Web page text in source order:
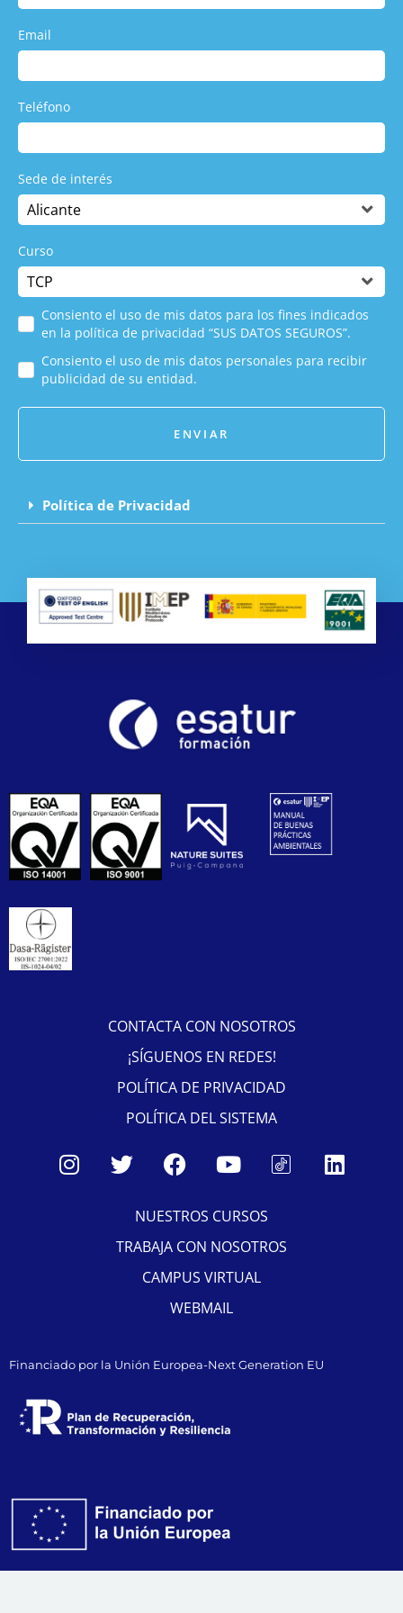
Email
Teléfono
Sede de interés
Curso
Consiento el uso de mis datos para los fines indicados
en la política de privacidad “SUS DATOS SEGUROS”.
Consiento el uso de mis datos personales para recibir
publicidad de su entidad.
ENVIAR
Política de Privacidad
CONTACTA CON NOSOTROS
¡SÍGUENOS EN REDES!
POLÍTICA DE PRIVACIDAD
POLÍTICA DEL SISTEMA
NUESTROS CURSOS
TRABAJA CON NOSOTROS
CAMPUS VIRTUAL
WEBMAIL
Financiado por la Unión Europea-Next Generation EU